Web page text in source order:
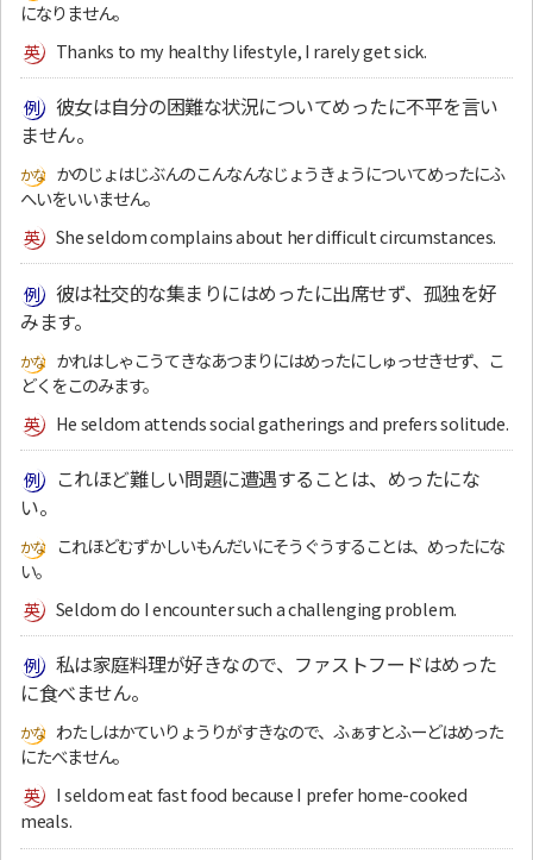
になりません。
Thanks to my healthy lifestyle, I rarely get sick.
彼女は自分の困難な状況についてめったに不平を言い
ません。
かのじょはじぶんのこんなんなじょうきょうについてめったにふ
へいをいいません。
She seldom complains about her difficult circumstances.
彼は社交的な集まりにはめったに出席せず、孤独を好
みます。
かれはしゃこうてきなあつまりにはめったにしゅっせきせず、こ
どくをこのみます。
He seldom attends social gatherings and prefers solitude.
これほど難しい問題に遭遇することは、めったにな
い。
これほどむずかしいもんだいにそうぐうすることは、めったにな
い。
Seldom do I encounter such a challenging problem.
私は家庭料理が好きなので、ファストフードはめった
に食べません。
わたしはかていりょうりがすきなので、ふぁすとふーどはめった
にたべません。
I seldom eat fast food because I prefer home-cooked
meals.